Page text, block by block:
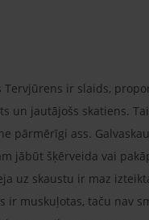
Tervjūrens ir slaids,
un jautājošs skatiens.
pārmērīgi ass.
jābūt šķērveida vai
uz skaustu ir maz
ir muskuļotas, taču nav